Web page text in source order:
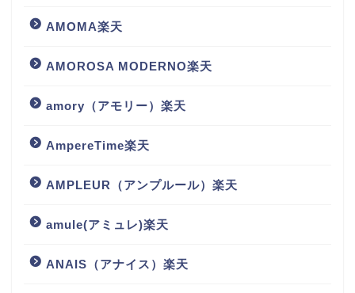
AMOMA楽天
AMOROSA MODERNO楽天
amory（アモリー）楽天
AmpereTime楽天
AMPLEUR（アンプルール）楽天
amule(アミュレ)楽天
ANAIS（アナイス）楽天